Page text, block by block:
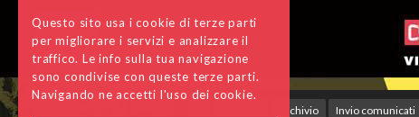
Questo sito usa i cookie di terze parti
per migliorare i servizi e analizzare il
traffico. Le info sulla tua navigazione
sono condivise con queste terze parti.
Navigando ne accetti l'uso dei cookie.
Archivio Invio comunicati